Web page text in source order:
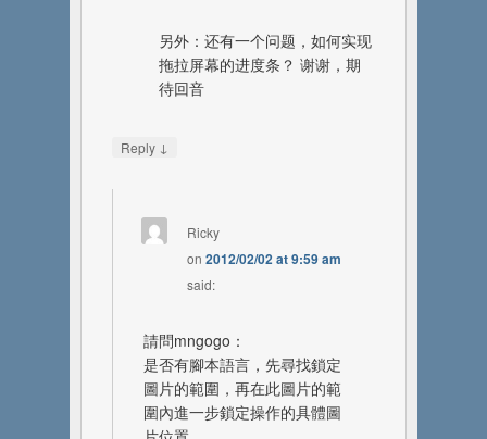
另外：还有一个问题，如何实现
拖拉屏幕的进度条？ 谢谢，期
待回音
Reply ↓
Ricky
on2012/02/02 at 9:59 am
said:
請問mngogo：
是否有腳本語言，先尋找鎖定
圖片的範圍，再在此圖片的範
圍內進一步鎖定操作的具體圖